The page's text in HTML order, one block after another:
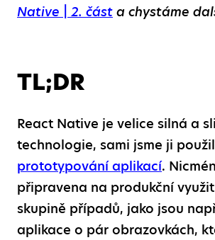
Native | 2. část a chystáme
TL;DR
React Native je velice silná a
technologie, sami jsme ji
prototypování aplikací.
připravena na produkční
skupině případů, jako jsou
aplikace o pár obrazovkách,